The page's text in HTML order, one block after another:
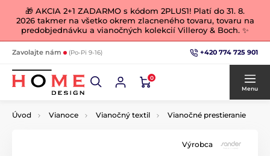
🎁 AKCIA 2+1 ZADARMO s kódom 2PLUS1! Platí do 31. 8.
2026 takmer na všetko okrem zlacneného tovaru, tovaru na
predobjednávku a vianočných kolekcií Villeroy & Boch. ✨
Zavolajte nám (Po-Pi 9-16) +420 774 725 901
0
Menu
Úvod Vianoce Vianočný textil Vianočné prestieranie
Výrobca